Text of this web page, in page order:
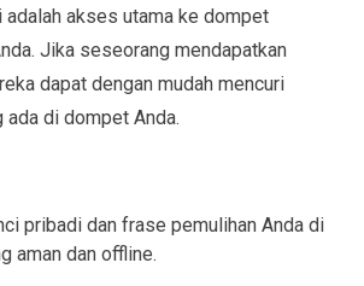
adalah akses utama ke dompet
Jika seseorang mendapatkan
dapat dengan mudah mencuri
ada di dompet Anda.
pribadi dan frase pemulihan Anda di
aman dan offline.